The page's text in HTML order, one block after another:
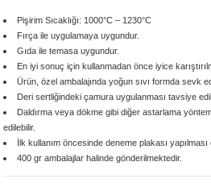
1305 °C
°C
- 1222 °C
- 1046 °C
Pişirim Sıcaklığı: 1000°C – 1230°C
Fırça ile uygulamaya uygundur.
Gıda ile temasa uygundur.
En iyi sonuç için kullanmadan önce iyice
Ürün, özel ambalajında yoğun sıvı formda sevk
Deri sertliğindeki çamura uygulanması tavsiye
Daldırma veya dökme gibi diğer astarlama
edilebilir.
İlk kullanım öncesinde deneme plakası yapılması
400 gr ambalajlarhalinde gönderilmektedir.